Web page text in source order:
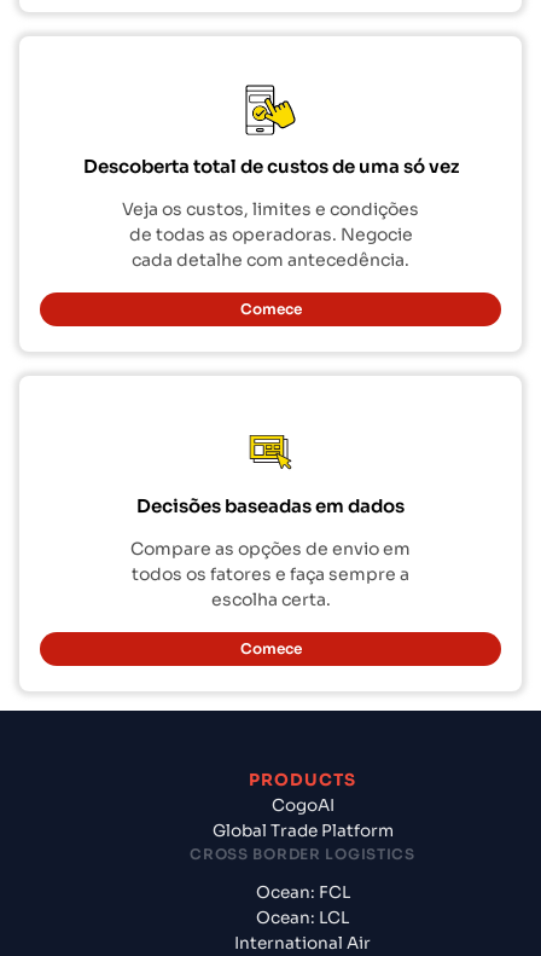
Descoberta total de custos de uma só vez
Veja os custos, limites e condições
de todas as operadoras. Negocie
cada detalhe com antecedência.
Comece
Decisões baseadas em dados
Compare as opções de envio em
todos os fatores e faça sempre a
escolha certa.
Comece
PRODUCTS
CogoAI
Global Trade Platform
CROSS BORDER LOGISTICS
Ocean: FCL
Ocean: LCL
International Air